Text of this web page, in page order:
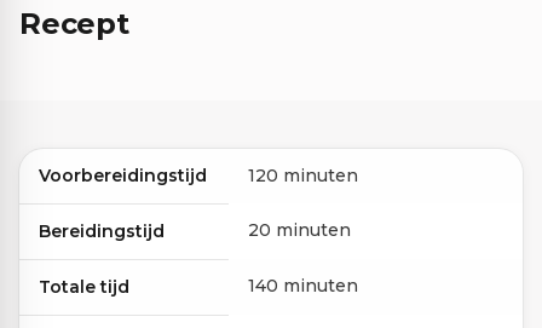
Recept
Voorbereidingstijd 120 minuten
Bereidingstijd 20 minuten
Totale tijd 140 minuten